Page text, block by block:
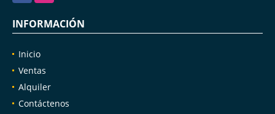
INFORMACIÓN
Inicio
Ventas
Alquiler
Contáctenos